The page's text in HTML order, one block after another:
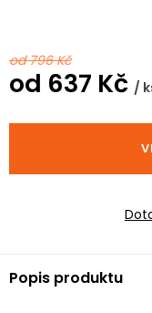
od 796 Kč
od 637 Kč /
cena:
Popis produktu